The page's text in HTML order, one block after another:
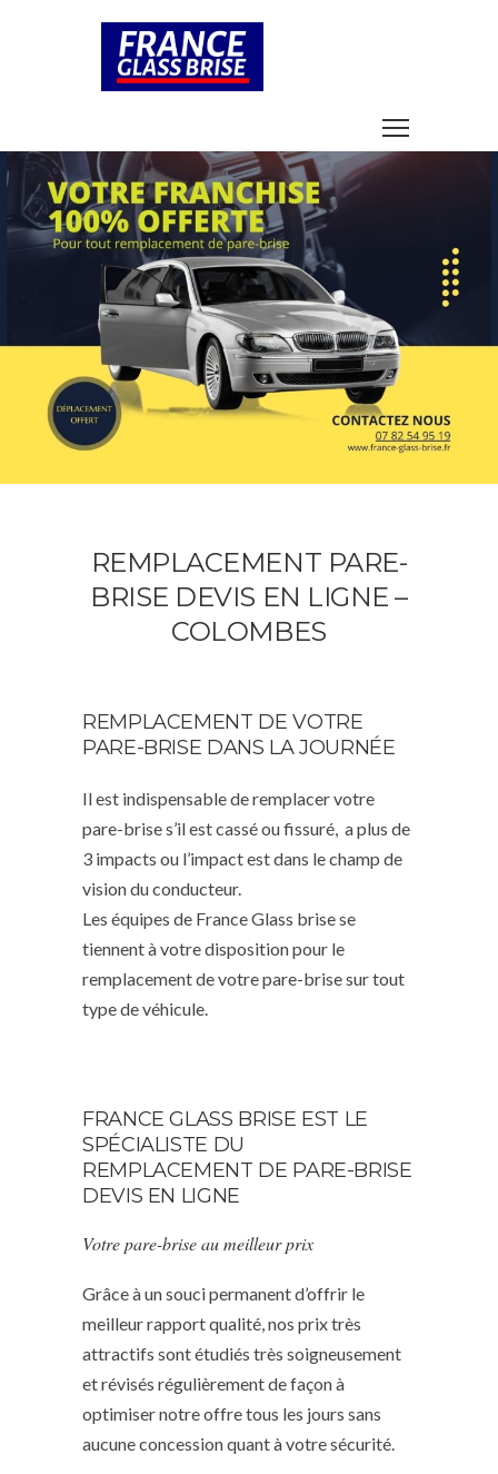
REMPLACEMENT PARE-
BRISE DEVIS EN LIGNE –
COLOMBES
REMPLACEMENT DE VOTRE
PARE-BRISE DANS LA JOURNÉE
Il est indispensable de remplacer votre
pare-brise s’il est cassé ou fissuré, a plus de
3 impacts ou l’impact est dans le champ de
vision du conducteur.
Les équipes de France Glass brise se
tiennent à votre disposition pour le
remplacement de votre pare-brise sur tout
type de véhicule.
FRANCE GLASS BRISE EST LE
SPÉCIALISTE DU
REMPLACEMENT DE PARE-BRISE
DEVIS EN LIGNE
Votre pare-brise au meilleur prix
Grâce à un souci permanent d’offrir le
meilleur rapport qualité, nos prix très
attractifs sont étudiés très soigneusement
et révisés régulièrement de façon à
optimiser notre offre tous les jours sans
aucune concession quant à votre sécurité.